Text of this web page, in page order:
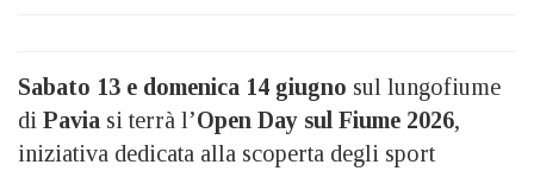
Sabato 13 e domenica 14 giugno sul lungofiume
di Pavia si terrà l’Open Day sul Fiume 2026,
iniziativa dedicata alla scoperta degli sport